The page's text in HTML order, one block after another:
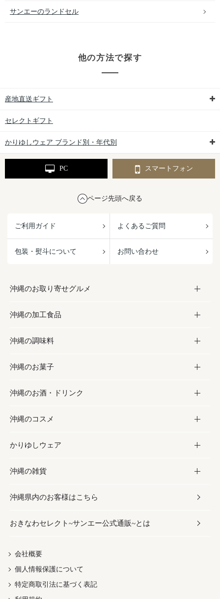
サンエーのランドセル
他の方法で探す
産地直送ギフト
セレクトギフト
かりゆしウェア ブランド別・年代別
PC スマートフォン
ページ先頭へ戻る
ご利用ガイド よくあるご質問
包装・熨斗について お問い合わせ
沖縄のお取り寄せグルメ
お取り寄せグルメ
フルーツ・野菜
お肉
海産物
沖縄の加工食品
加工食品
缶詰／パウチ
沖縄料理
沖縄そば／乾麺
レトルト食品
乾物／粉類
沖縄の調味料
調味料
砂糖／黒砂糖
塩
お酢／ドレッシング
しょうゆ
みそ
だし／スパイス／島唐辛子
沖縄のお菓子
お菓子
黒糖
ちんすこう
伝統菓子
スナック
おつまみ
紅芋
沖縄のお酒・ドリンク
お酒・ドリンク
泡盛
ビール・チューハイ
ワイン・ウィスキー・カクテル
ドリンク
茶葉
沖縄のコスメ
コスメ
スキンケア
ボディケア
ヘアケア
UVケア
かりゆしウェア
かりゆしウェア
メンズ
レディース
沖縄の雑貨
雑貨
沖縄ファッション
伝統工芸品
沖縄県内のお客様はこちら
おきなわセレクト~サンエー公式通販~とは
会社概要
個人情報保護について
特定商取引法に基づく表記